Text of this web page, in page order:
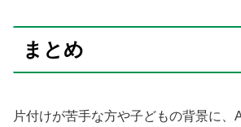
まとめ
片付けが苦手な方や子どもの背景に